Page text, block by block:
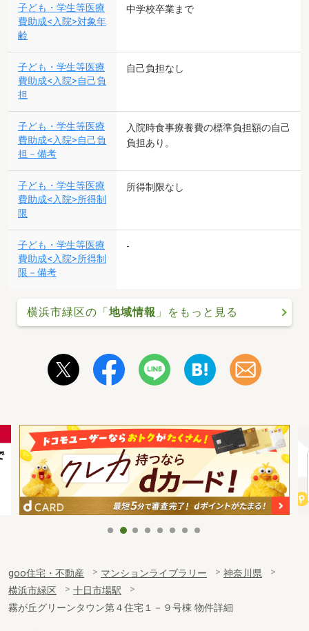
子ども・学生等医療
費助成<入院>対象年
齢
中学校卒業まで
子ども・学生等医療
費助成<入院>自己負
担
自己負担なし
子ども・学生等医療
費助成<入院>自己負
担－備考
入院時食事療養費の標準負担額の自己
負担あり。
子ども・学生等医療
費助成<入院>所得制
限
所得制限なし
子ども・学生等医療
費助成<入院>所得制
限－備考
-
横浜市緑区の「地域情報 」をもっと見る
goo住宅・不動産 マンションライブラリー
神奈川県
横浜市緑区
十日市場駅
霧が丘グリーンタウン第４住宅１－９号棟 物件詳細